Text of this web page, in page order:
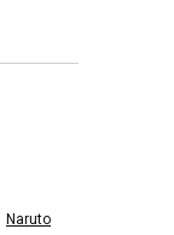
Naruto